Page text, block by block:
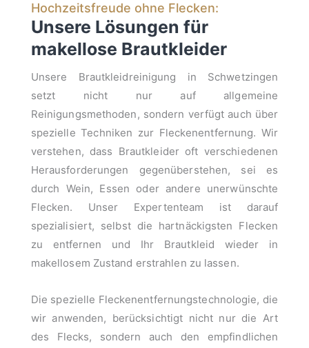
Hochzeitsfreude ohne Flecken:
Unsere Lösungen für
makellose Brautkleider
Unsere Brautkleidreinigung in Schwetzingen
setzt nicht nur auf allgemeine
Reinigungsmethoden, sondern verfügt auch über
spezielle Techniken zur Fleckenentfernung. Wir
verstehen, dass Brautkleider oft verschiedenen
Herausforderungen gegenüberstehen, sei es
durch Wein, Essen oder andere unerwünschte
Flecken. Unser Expertenteam ist darauf
spezialisiert, selbst die hartnäckigsten Flecken
zu entfernen und Ihr Brautkleid wieder in
makellosem Zustand erstrahlen zu lassen.
Die spezielle Fleckenentfernungstechnologie, die
wir anwenden, berücksichtigt nicht nur die Art
des Flecks, sondern auch den empfindlichen